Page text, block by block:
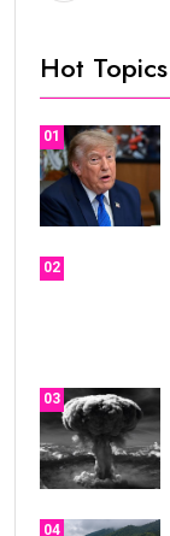
Hot Topics
01
02
03
04